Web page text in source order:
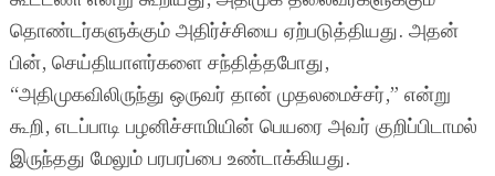
தொண்டர்களுக்கும் அதிர்ச்சியை ஏற்படுத்தியது. அதன்
பின், செய்தியாளர்களை சந்தித்தபோது,
“அதிமுகவிலிருந்து ஒருவர் தான் முதலமைச்சர்,” என்று
கூறி, எடப்பாடி பழனிச்சாமியின் பெயரை அவர் குறிப்பிடாமல்
இருந்தது மேலும் பரபரப்பை உண்டாக்கியது.